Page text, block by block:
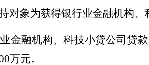
对象为获得银行业金融机构
金融机构、科技小贷公司贷
万元。